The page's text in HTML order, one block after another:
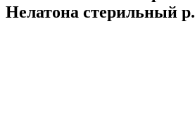
Нелатона стерильный